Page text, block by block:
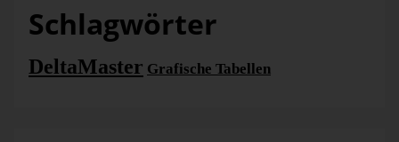
Schlagwörter
DeltaMaster Grafische Tabellen